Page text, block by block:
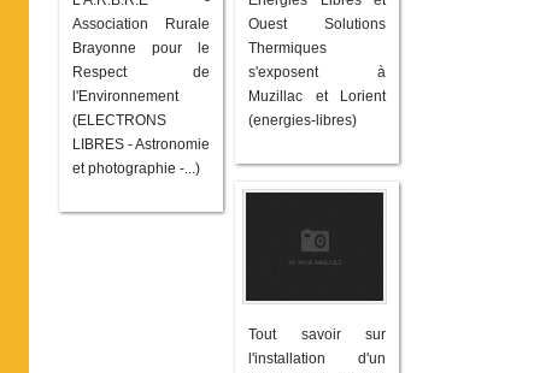
Association Rurale
Brayonne pour le
Respect de
l'Environnement
(ELECTRONS
LIBRES - Astronomie
et photographie -...)
Ouest Solutions
Thermiques
s'exposent à
Muzillac et Lorient
(energies-libres)
Tout savoir sur
l'installation d'un